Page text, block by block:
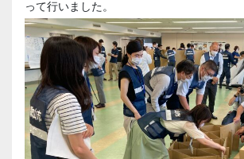
って行いました。